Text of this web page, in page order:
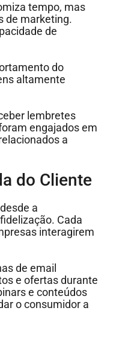
tempo, mas
de marketing.
de
do
altamente
lembretes
engajados em
a
do Cliente
a
Cada
interagirem
de email
e ofertas durante
e conteúdos
o consumidor a